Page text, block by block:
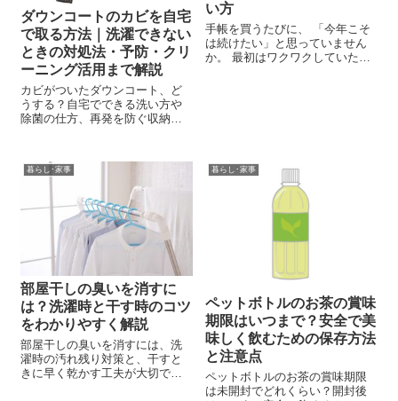
ダウンコートのカビを自宅
で取る方法｜洗濯できない
ときの対処法・予防・クリ
ーニング活用まで解説
カビがついたダウンコート、ど
うする？自宅でできる洗い方や
除菌の仕方、再発を防ぐ収納方
い方
手帳を買うたびに、 「今年こそ
は続けたい」と思っていません
か。 最初はワクワクしていたの
暮らし･家事
部屋干しの臭いを消すに
は？洗濯時と干す時のコツ
をわかりやすく解説
部屋干しの臭いを消すには、洗
濯時の汚れ残り対策と、干すと
きに早く乾かす工夫が大切で
暮らし･家事
ペットボトルのお茶の賞味
期限はいつまで？安全で美
味しく飲むための保存方法
と注意点
ペットボトルのお茶の賞味期限
は未開封でどれくらい？開封後